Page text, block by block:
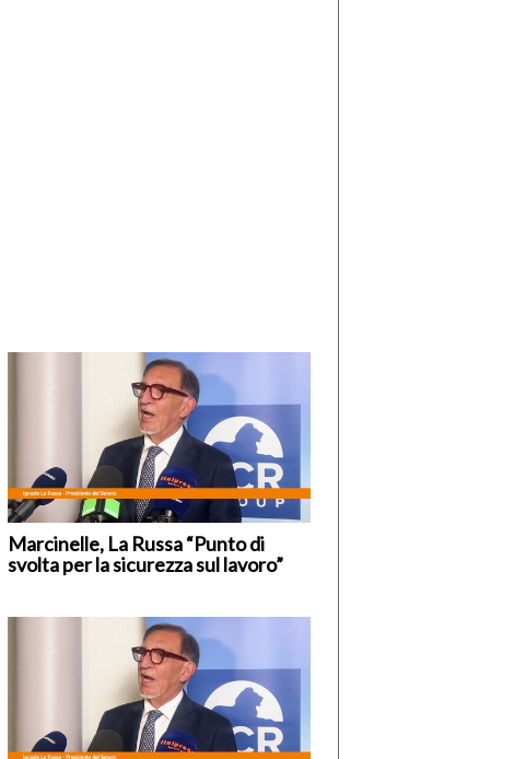
Marcinelle, La Russa “Punto di
svolta per la sicurezza sul lavoro”